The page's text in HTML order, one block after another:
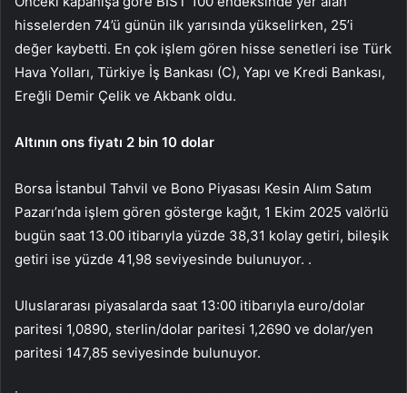
hisselerden 74’ü günün ilk yarısında yükselirken, 25’i
değer kaybetti. En çok işlem gören hisse senetleri ise Türk
Hava Yolları, Türkiye İş Bankası (C), Yapı ve Kredi Bankası,
Ereğli Demir Çelik ve Akbank oldu.
Altının ons fiyatı 2 bin 10 dolar
Borsa İstanbul Tahvil ve Bono Piyasası Kesin Alım Satım
Pazarı’nda işlem gören gösterge kağıt, 1 Ekim 2025 valörlü
bugün saat 13.00 itibarıyla yüzde 38,31 kolay getiri, bileşik
getiri ise yüzde 41,98 seviyesinde bulunuyor. .
Uluslararası piyasalarda saat 13:00 itibarıyla euro/dolar
paritesi 1,0890, sterlin/dolar paritesi 1,2690 ve dolar/yen
paritesi 147,85 seviyesinde bulunuyor.